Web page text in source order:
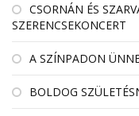
CSORNÁN ÉS
SZERENCSEKONCERT
A SZÍNPADON
BOLDOG